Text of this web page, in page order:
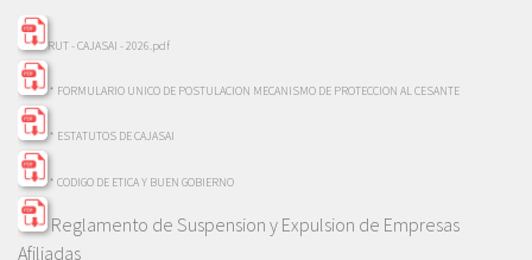
RUT - CAJASAI - 2026.pdf
* FORMULARIO UNICO DE POSTULACION MECANISMO DE PROTECCION AL CESANTE
* ESTATUTOS DE CAJASAI
* CODIGO DE ETICA Y BUEN GOBIERNO
Reglamento de Suspension y Expulsion de Empresas
Afiliadas